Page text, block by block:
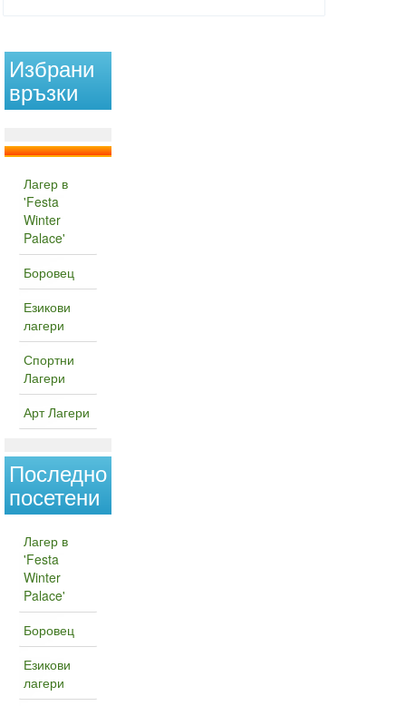
Избрани
връзки
Лагер в
'Festa
Winter
Palace'
Боровец
Езикови
лагери
Спортни
Лагери
Арт Лагери
Последно
посетени
Лагер в
'Festa
Winter
Palace'
Боровец
Езикови
лагери